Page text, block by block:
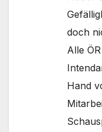
doch
Alle
Hand